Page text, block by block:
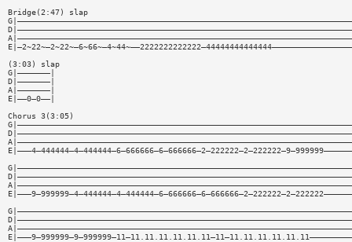
Bridge(2:47) slap
(3:03) slap
G|———————|
D|———————|
A|———————|
E|——0—0——|
Chorus 3(3:05)